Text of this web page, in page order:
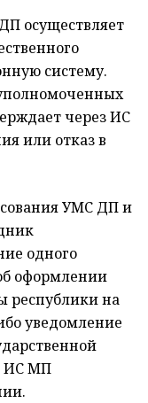
осуществляет
систему.
через ИС
или отказ в
УМС ДП и
одного
оформлении
республики на
уведомление
ИС МП